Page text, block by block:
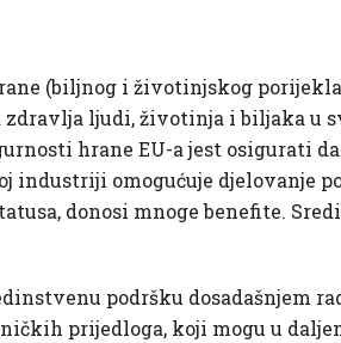
(biljnog i životinjskog
ljudi, životinja i biljaka u
hrane EU-a jest osigurati da
industriji omogućuje djelovanje
donosi mnoge benefite.
podršku dosadašnjem
prijedloga, koji mogu u